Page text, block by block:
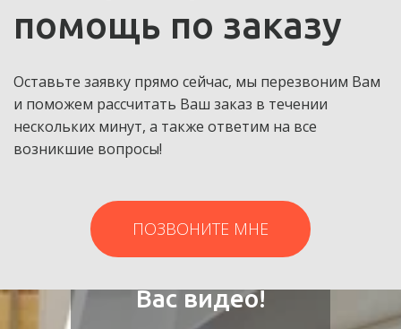
помощь по заказу
Оставьте заявку прямо сейчас, мы перезвоним Вам
и поможем рассчитать Ваш заказ в течении
нескольких минут, а также ответим на все
возникшие вопросы!
ПОЗВОНИТЕ МНЕ
Мы снимаем для
Вас видео!